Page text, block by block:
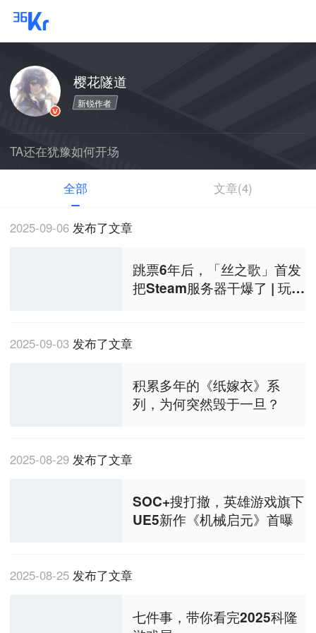
樱花隧道
新锐作者
TA还在犹豫如何开场
全部 文章(4)
2025-09-06 发布了文章
跳票6年后，「丝之歌」首发
把Steam服务器干爆了 | 玩点
2025-09-03 发布了文章
积累多年的《纸嫁衣》系
列，为何突然毁于一旦？
2025-08-29 发布了文章
SOC+搜打撤，英雄游戏旗下
UE5新作《机械启元》首曝
2025-08-25 发布了文章
七件事，带你看完2025科隆